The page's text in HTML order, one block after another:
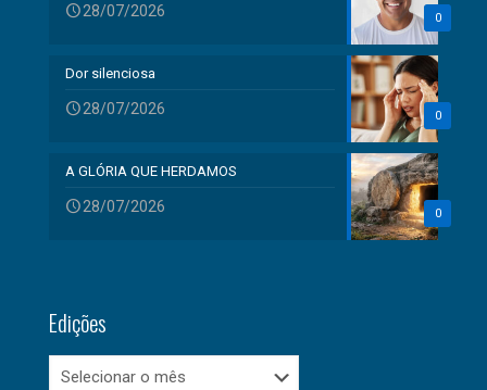
0
28/07/2026
0
Dor silenciosa
28/07/2026
0
A GLÓRIA QUE HERDAMOS
28/07/2026
Edições
Edições